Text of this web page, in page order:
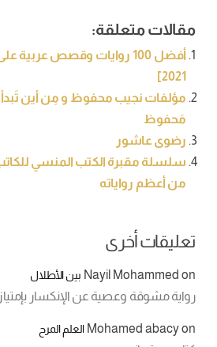
مقالات متعلقة:
أفضل 100 روايات وقصص
2021]
مؤلفات نجيب محفوظ و مِن أين تَبدأ
مَحفوظ
رضوى عاشور
من أعظم رواياته
تعليقات أخرى
Nayil Mohammed on بين الأطلال
رواية مشوقة وعصية عن الإنكسار بإمتياز"
Mohamed abacyon العلم المرح